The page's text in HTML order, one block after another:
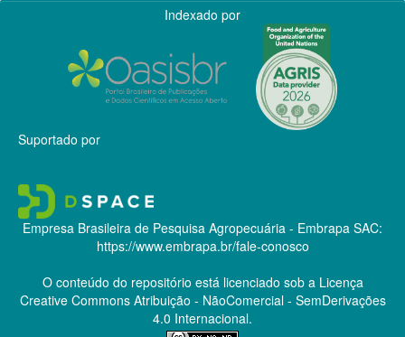
Indexado por
Suportado por
Empresa Brasileira de Pesquisa Agropecuária - Embrapa SAC:
https://www.embrapa.br/fale-conosco
O conteúdo do repositório está licenciado sob a Licença
Creative CommonsAtribuição - NãoComercial - SemDerivações
4.0 Internacional.